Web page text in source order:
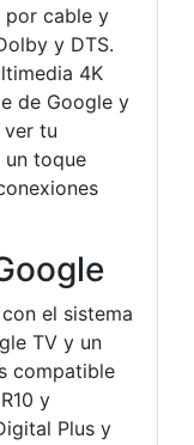
por cable y
y DTS.
4K
de Google y
ver tu
un toque
el sistema
TV y un
compatible
y
Plus y